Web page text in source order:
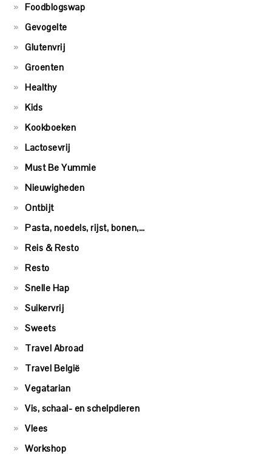
Foodblogswap
Gevogelte
Glutenvrij
Groenten
Healthy
Kids
Kookboeken
Lactosevrij
Must Be Yummie
Nieuwigheden
Ontbijt
Pasta, noedels, rijst, bonen,…
Reis & Resto
Resto
Snelle Hap
Suikervrij
Sweets
Travel Abroad
Travel België
Vegatarian
Vis, schaal- en schelpdieren
Vlees
Workshop